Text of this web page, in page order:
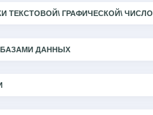
ТЕКСТОВОЙ\ ГРАФИЧЕСКОЙ\
ДАННЫХ